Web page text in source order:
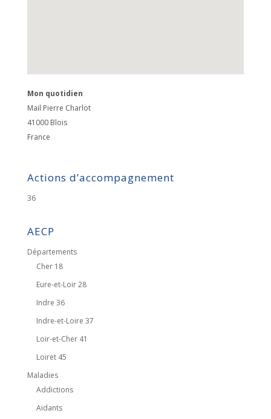
Mon quotidien
Mail Pierre Charlot
41000 Blois
France
Actions d’accompagnement
36
AECP
Départements
Cher 18
Eure-et-Loir 28
Indre 36
Indre-et-Loire 37
Loir-et-Cher 41
Loiret 45
Maladies
Addictions
Aidants